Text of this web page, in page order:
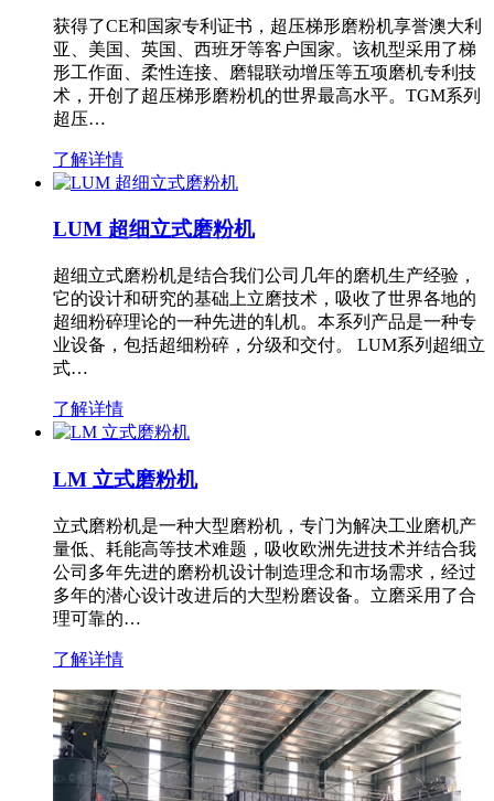
获得了CE和国家专利证书，超压梯形磨粉机享誉澳大利
亚、美国、英国、西班牙等客户国家。该机型采用了梯
形工作面、柔性连接、磨辊联动增压等五项磨机专利技
术，开创了超压梯形磨粉机的世界最高水平。TGM系列
超压…
了解详情
LUM 超细立式磨粉机
超细立式磨粉机是结合我们公司几年的磨机生产经验，
它的设计和研究的基础上立磨技术，吸收了世界各地的
超细粉碎理论的一种先进的轧机。本系列产品是一种专
业设备，包括超细粉碎，分级和交付。 LUM系列超细立
式…
了解详情
LM 立式磨粉机
立式磨粉机是一种大型磨粉机，专门为解决工业磨机产
量低、耗能高等技术难题，吸收欧洲先进技术并结合我
公司多年先进的磨粉机设计制造理念和市场需求，经过
多年的潜心设计改进后的大型粉磨设备。立磨采用了合
理可靠的…
了解详情